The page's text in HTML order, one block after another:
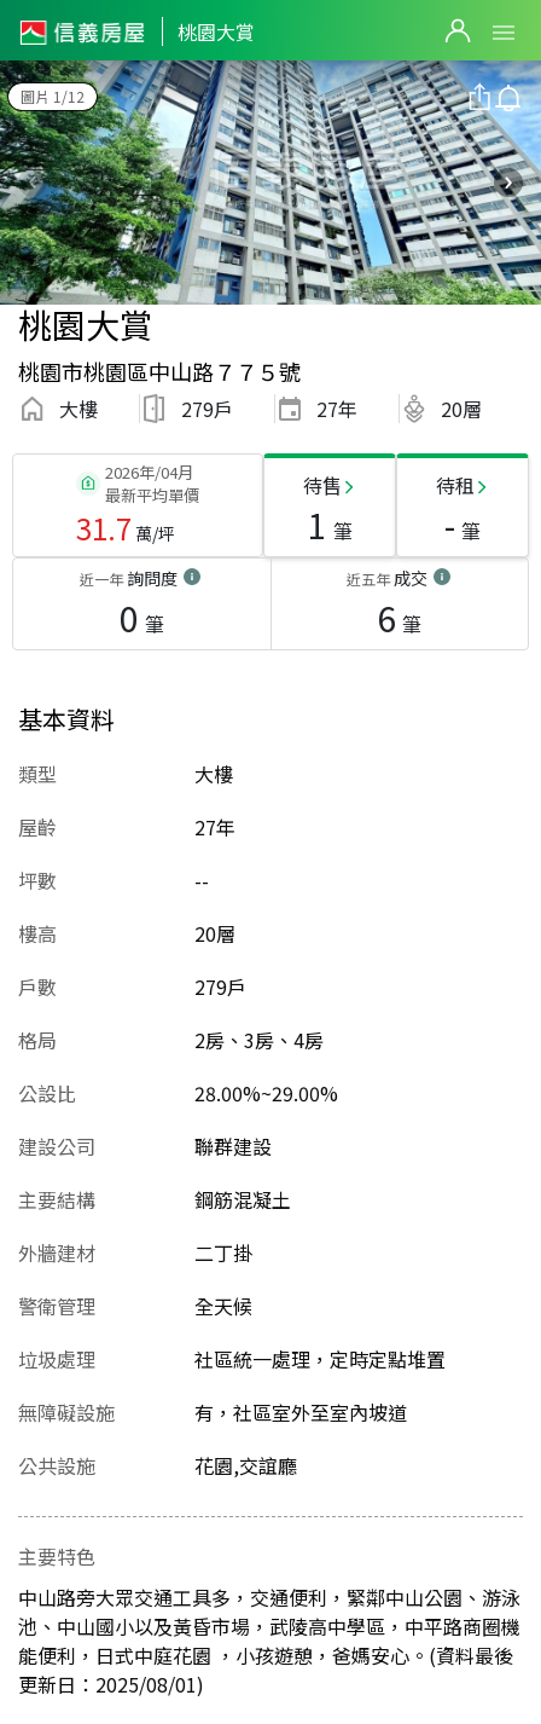
桃園大賞
圖片 1/12
桃園大賞
桃園市桃園區中山路７７５號
大樓 279戶 27年 20層
2026年/04月
最新平均單價
31.7 萬/坪
待售
1 筆
待租
- 筆
近一年詢問度
0 筆
近五年成交
6 筆
基本資料
類型
大樓
屋齡
27年
坪數
--
樓高
20層
戶數
279戶
格局
2房、3房、4房
公設比
28.00%~29.00%
建設公司
聯群建設
主要結構
鋼筋混凝土
外牆建材
二丁掛
警衛管理
全天候
垃圾處理
社區統一處理，定時定點堆置
無障礙設施
有，社區室外至室內坡道
公共設施
花園,交誼廳
主要特色
中山路旁大眾交通工具多，交通便利，緊鄰中山公園、游泳
池、中山國小以及黃昏市場，武陵高中學區，中平路商圈機
能便利，日式中庭花園 ，小孩遊憩，爸媽安心。(資料最後
更新日：2025/08/01)